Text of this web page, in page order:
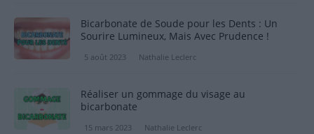
Bicarbonate de Soude pour les Dents : Un
Sourire Lumineux, Mais Avec Prudence !
5 août 2023 Nathalie Leclerc
Réaliser un gommage du visage au
bicarbonate
15 mars 2023 Nathalie Leclerc